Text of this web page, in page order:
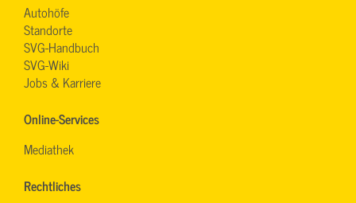
Autohöfe
Standorte
SVG-Handbuch
SVG-Wiki
Jobs & Karriere
Online-Services
Mediathek
Rechtliches